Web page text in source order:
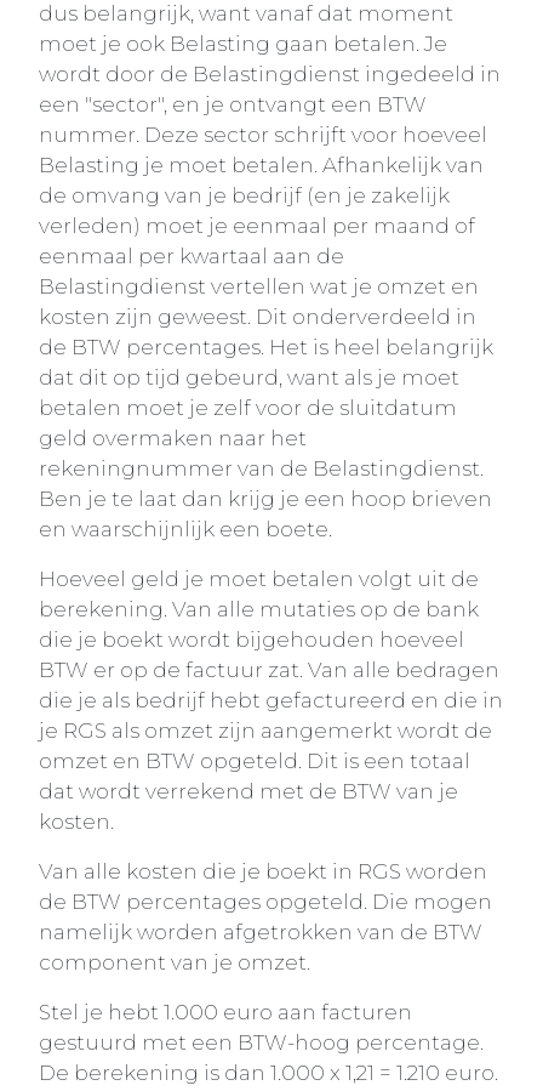
dus belangrijk, want vanaf dat moment
moet je ook Belasting gaan betalen. Je
wordt door de Belastingdienst ingedeeld in
een "sector", en je ontvangt een BTW
nummer. Deze sector schrijft voor hoeveel
Belasting je moet betalen. Afhankelijk van
de omvang van je bedrijf (en je zakelijk
verleden) moet je eenmaal per maand of
eenmaal per kwartaal aan de
Belastingdienst vertellen wat je omzet en
kosten zijn geweest. Dit onderverdeeld in
de BTW percentages. Het is heel belangrijk
dat dit op tijd gebeurd, want als je moet
betalen moet je zelf voor de sluitdatum
geld overmaken naar het
rekeningnummer van de Belastingdienst.
Ben je te laat dan krijg je een hoop brieven
en waarschijnlijk een boete.
Hoeveel geld je moet betalen volgt uit de
berekening. Van alle mutaties op de bank
die je boekt wordt bijgehouden hoeveel
BTW er op de factuur zat. Van alle bedragen
die je als bedrijf hebt gefactureerd en die in
je RGS als omzet zijn aangemerkt wordt de
omzet en BTW opgeteld. Dit is een totaal
dat wordt verrekend met de BTW van je
kosten.
Van alle kosten die je boekt in RGS worden
de BTW percentages opgeteld. Die mogen
namelijk worden afgetrokken van de BTW
component van je omzet.
Stel je hebt 1.000 euro aan facturen
gestuurd met een BTW-hoog percentage.
De berekening is dan 1.000 x 1,21 = 1.210 euro.